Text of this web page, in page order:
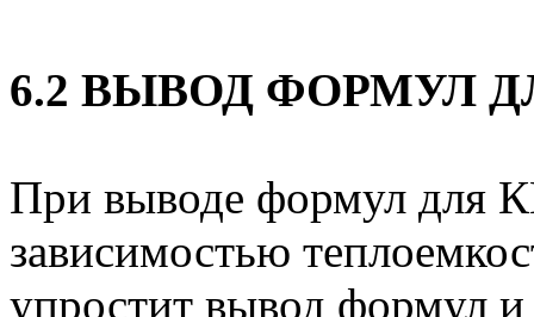
6.2 ВЫВОД ФОРМУЛ
При выводе формул для
зависимостью
упростит вывод формул